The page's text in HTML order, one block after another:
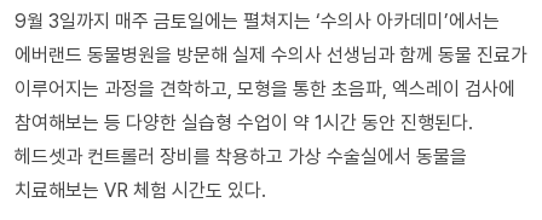
9월 3일까지 매주 금토일에는 펼쳐지는 ‘수의사 아카데미’에서는
에버랜드 동물병원을 방문해 실제 수의사 선생님과 함께 동물 진료가
이루어지는 과정을 견학하고, 모형을 통한 초음파, 엑스레이 검사에
참여해보는 등 다양한 실습형 수업이 약 1시간 동안 진행된다.
헤드셋과 컨트롤러 장비를 착용하고 가상 수술실에서 동물을
치료해보는 VR 체험 시간도 있다.